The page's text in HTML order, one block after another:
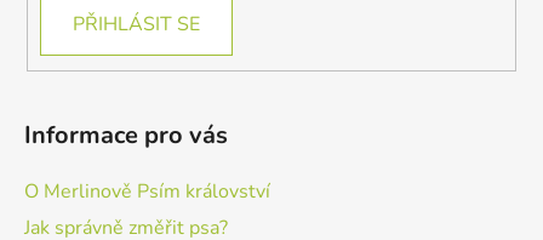
PŘIHLÁSIT SE
Informace pro vás
O Merlinově Psím království
Jak správně změřit psa?